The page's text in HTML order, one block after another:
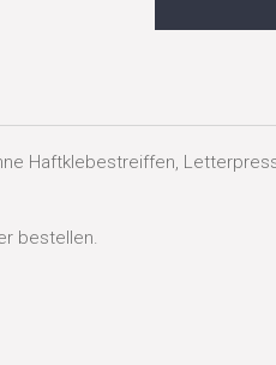
Haftklebestreiffen,
bestellen.